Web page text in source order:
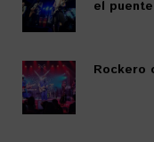
el
Rockero